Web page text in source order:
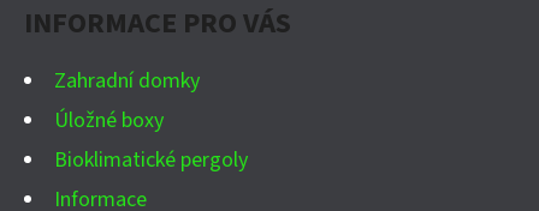
INFORMACE PRO VÁS
Zahradní domky
Úložné boxy
Bioklimatické pergoly
Informace